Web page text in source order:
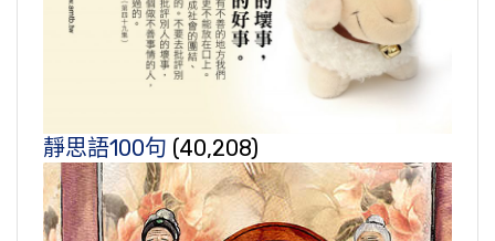
靜思語100句 (40,208)